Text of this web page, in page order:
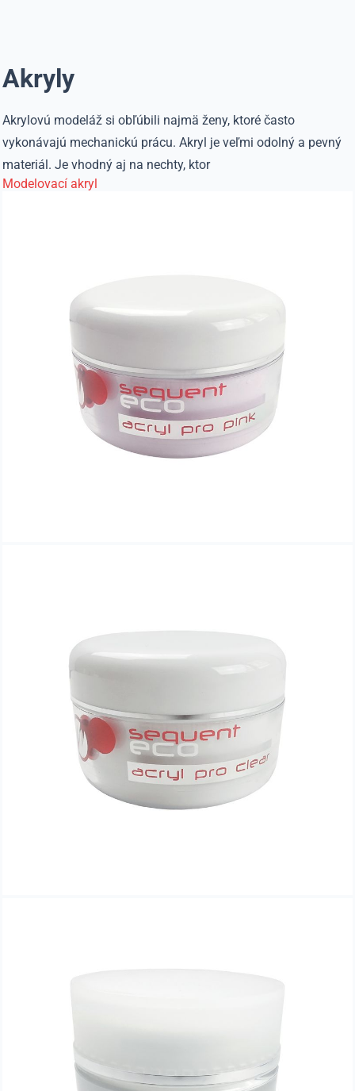
Akryly
Akrylovú modeláž si obľúbili najmä ženy, ktoré často
vykonávajú mechanickú prácu. Akryl je veľmi odolný a pevný
materiál. Je vhodný aj na nechty, ktor
Modelovací akryl